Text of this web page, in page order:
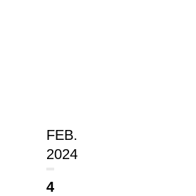
FEB.
2024
4